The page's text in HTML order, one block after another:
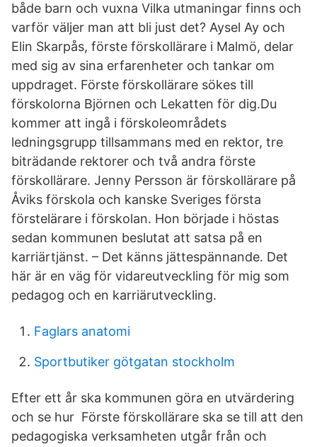
både barn och vuxna Vilka utmaningar finns och
varför väljer man att bli just det? Aysel Ay och
Elin Skarpås, förste förskollärare i Malmö, delar
med sig av sina erfarenheter och tankar om
uppdraget. Förste förskollärare sökes till
förskolorna Björnen och Lekatten för dig.Du
kommer att ingå i förskoleområdets
ledningsgrupp tillsammans med en rektor, tre
biträdande rektorer och två andra förste
förskollärare. Jenny Persson är förskollärare på
Åviks förskola och kanske Sveriges första
förstelärare i förskolan. Hon började i höstas
sedan kommunen beslutat att satsa på en
karriärtjänst. – Det känns jättespännande. Det
här är en väg för vidareutveckling för mig som
pedagog och en karriärutveckling.
Faglars anatomi
Sportbutiker götgatan stockholm
Efter ett år ska kommunen göra en utvärdering
och se hur Förste förskollärare ska se till att den
pedagogiska verksamheten utgår från och